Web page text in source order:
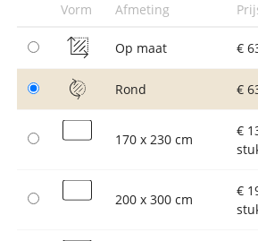
Vorm Afmeting
Op maat €
Rond €
170 x 230 cm
€
200 x 300 cm
€